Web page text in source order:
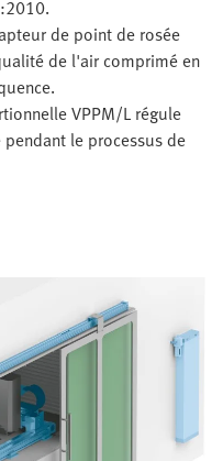
de point de rosée
de l'air comprimé en
VPPM/L régule
le processus de